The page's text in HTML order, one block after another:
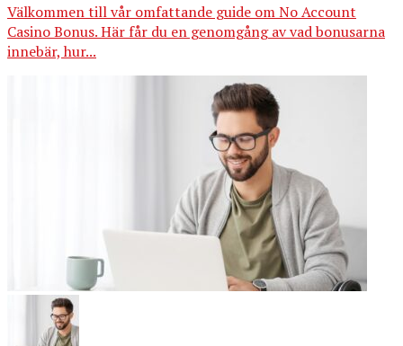
Välkommen till vår omfattande guide om No Account
Casino Bonus. Här får du en genomgång av vad bonusarna
innebär, hur...